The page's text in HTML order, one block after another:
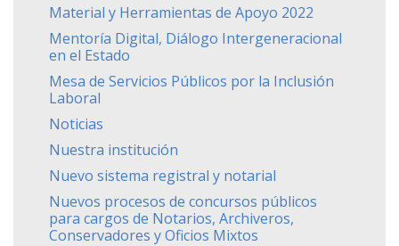
Material y Herramientas de Apoyo 2022
Mentoría Digital, Diálogo Intergeneracional
en el Estado
Mesa de Servicios Públicos por la Inclusión
Laboral
Noticias
Nuestra institución
Nuevo sistema registral y notarial
Nuevos procesos de concursos públicos
para cargos de Notarios, Archiveros,
Conservadores y Oficios Mixtos